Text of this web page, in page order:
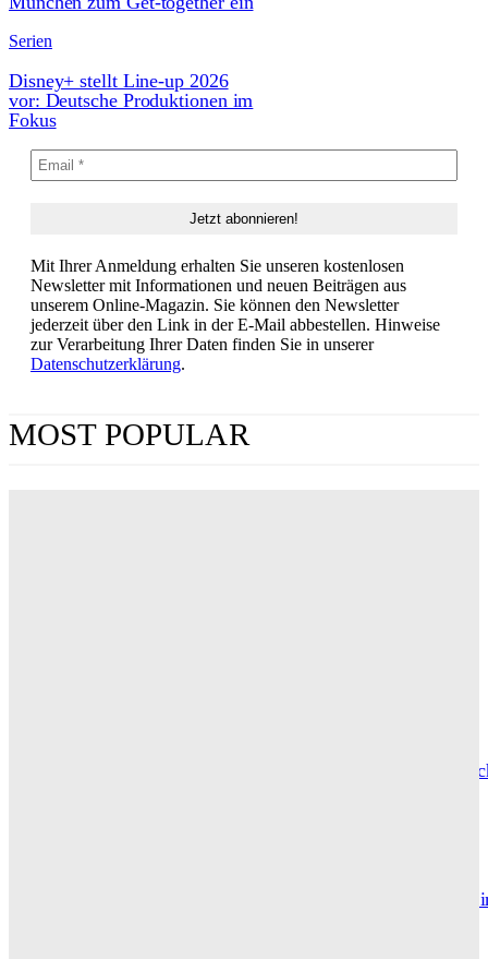
Serien
Disney+ stellt Line-up 2026
vor: Deutsche Produktionen im
Fokus
Mit Ihrer Anmeldung erhalten Sie unseren kostenlosen
Newsletter mit Informationen und neuen Beiträgen aus
unserem Online-Magazin. Sie können den Newsletter
jederzeit über den Link in der E-Mail abbestellen. Hinweise
zur Verarbeitung Ihrer Daten finden Sie in unserer
Datenschutzerklärung.
MOST POPULAR
Hotel de Rome – Berlins elegante Adresse zwischen
Maxton Hall: Erste Bilder aus Staffel 3 – der Serienhit geht